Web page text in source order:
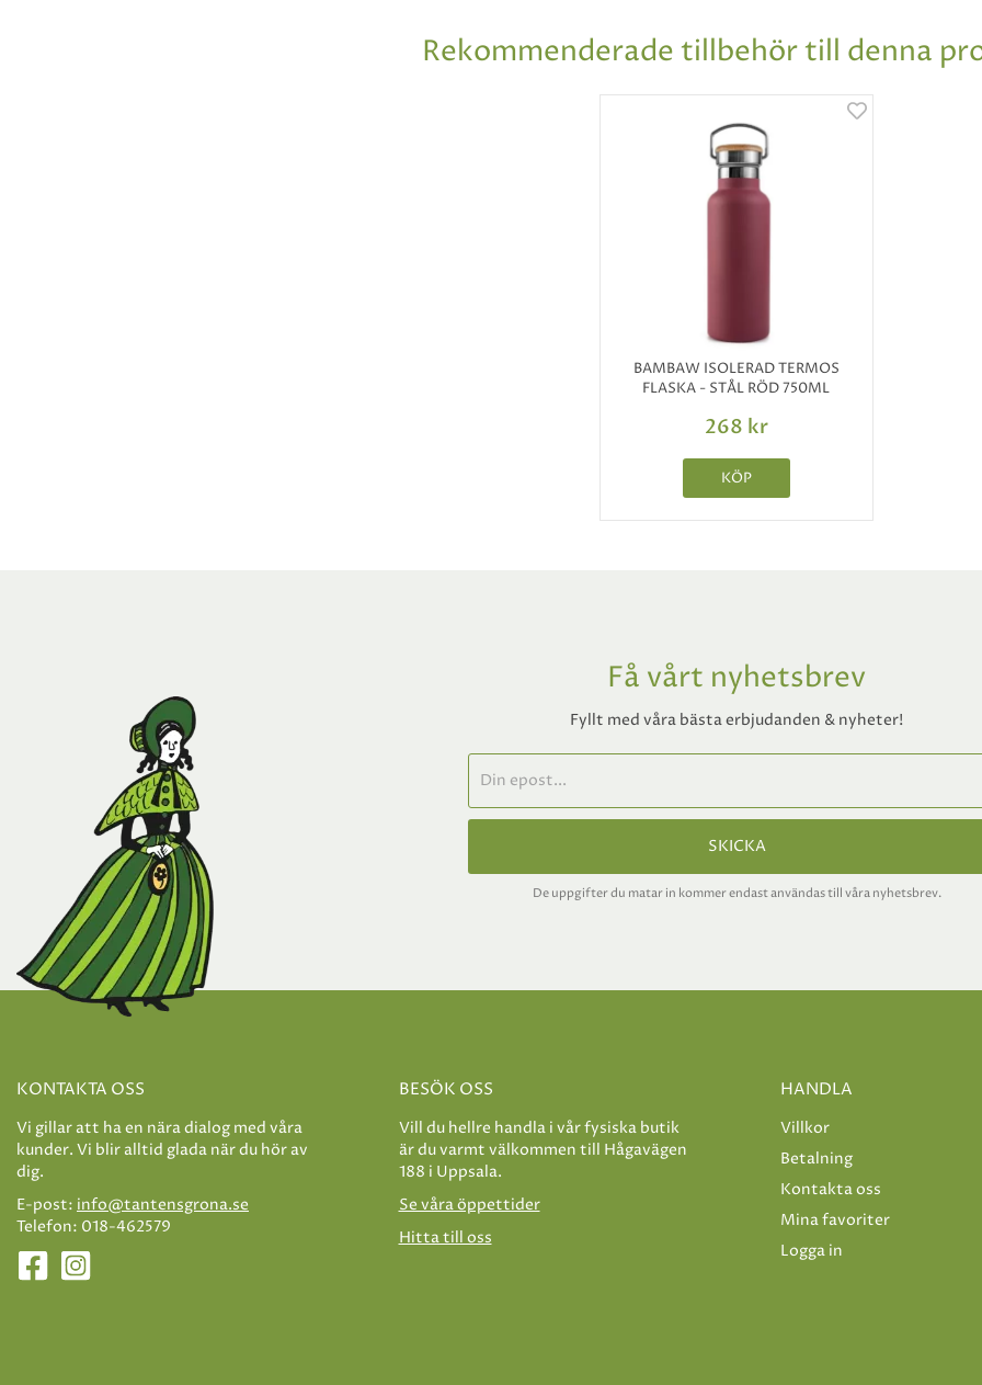
Rekommenderade tillbehör till denna
BAMBAW ISOLERAD TERMOS
FLASKA - STÅL RÖD 750ML
268 kr
KÖP
Få vårt nyhetsbrev
Fyllt med våra bästa erbjudanden & nyheter!
SKICKA
De uppgifter du matar in kommer endast användas till våra nyhetsbrev.
KONTAKTA OSS
Vi gillar att ha en nära dialog med våra
kunder. Vi blir alltid glada när du hör av
dig.
E-post: info@tantensgrona.se
Telefon: 018-462579
BESÖK OSS
Vill du hellre handla i vår fysiska butik
är du varmt välkommen till Hågavägen
188 i Uppsala.
Se våra öppettider
Hitta till oss
HANDLA
Villkor
Betalning
Kontakta oss
Mina favoriter
Logga in